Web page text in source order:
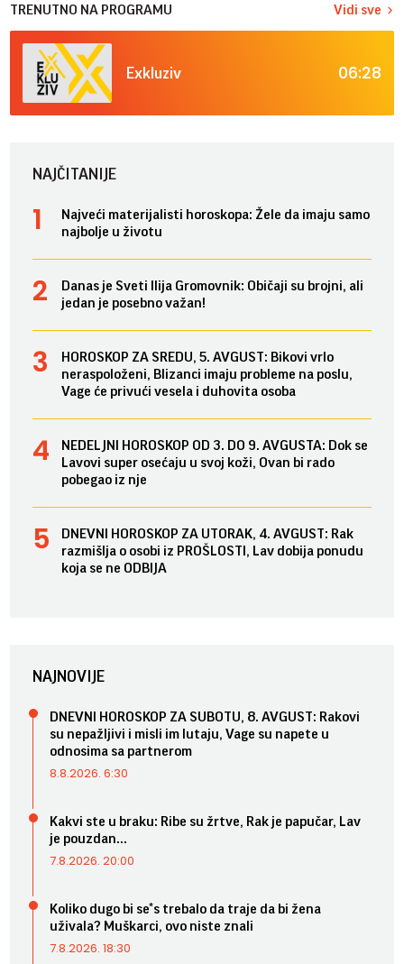
TRENUTNO NA PROGRAMU Vidi sve
Exkluziv 06:28
NAJČITANIJE
Najveći materijalisti horoskopa: Žele da imaju samo
najbolje u životu
Danas je Sveti Ilija Gromovnik: Običaji su brojni, ali
jedan je posebno važan!
HOROSKOP ZA SREDU, 5. AVGUST: Bikovi vrlo
neraspoloženi, Blizanci imaju probleme na poslu,
Vage će privući vesela i duhovita osoba
NEDELJNI HOROSKOP OD 3. DO 9. AVGUSTA: Dok se
Lavovi super osećaju u svoj koži, Ovan bi rado
pobegao iz nje
DNEVNI HOROSKOP ZA UTORAK, 4. AVGUST: Rak
razmišlja o osobi iz PROŠLOSTI, Lav dobija ponudu
koja se ne ODBIJA
NAJNOVIJE
DNEVNI HOROSKOP ZA SUBOTU, 8. AVGUST: Rakovi
su nepažljivi i misli im lutaju, Vage su napete u
odnosima sa partnerom
8.8.2026. 6:30
Kakvi ste u braku: Ribe su žrtve, Rak je papučar, Lav
je pouzdan...
7.8.2026. 20:00
Koliko dugo bi se*s trebalo da traje da bi žena
uživala? Muškarci, ovo niste znali
7.8.2026. 18:30